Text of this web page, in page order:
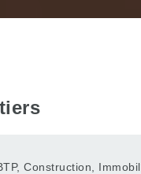
Construction,